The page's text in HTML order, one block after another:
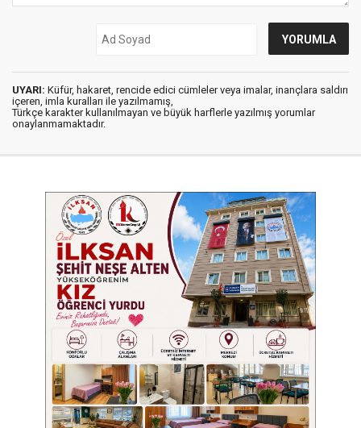
UYARI: Küfür, hakaret, rencide edici cümleler veya imalar, inançlara saldırı
içeren, imla kuralları ile yazılmamış,
Türkçe karakter kullanılmayan ve büyük harflerle yazılmış yorumlar
onaylanmamaktadır.